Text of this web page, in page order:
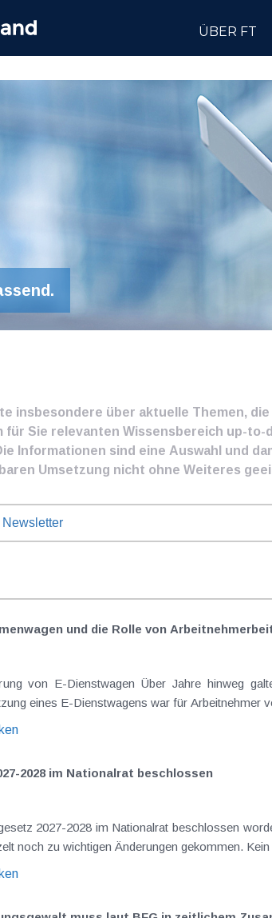
ÜBER FT
insbesondere über aktuelle Themen,
für Sie relevanten Wissensbereich up-
Informationen sind eine Auswahl und
Umsetzung nicht ohne Weiteres
Newsletter
und die Rolle von
Elektrofahrzeuge als steuerlicher Goldstandard bei
eines E-Dienstwagens war für Arbeitnehmer
2028 im Nationalrat beschlossen
2027-2028 im Nationalrat beschlossen
aus dem